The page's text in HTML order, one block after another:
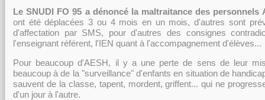
Le SNUDI FO 95 a dénoncé la maltraitance des personnels
ont été déplacées 3 ou 4 mois en un mois, d'autres sont
d'affectation par SMS, pour d'autres des consignes
l'enseignant référent, l'IEN quant à l'accompagnement d'élèves...
Pour beaucoup d'AESH, il y a une perte de sens de leur
beaucoup à de la "surveillance" d'enfants en situation de
sauvent de la classe, tapent, mordent, griffent... qui ne
d'un jour à l'autre.